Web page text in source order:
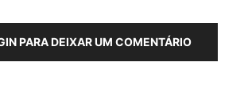
PARA DEIXAR UM COMENTÁRIO